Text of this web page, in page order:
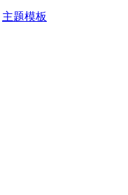
主题模板